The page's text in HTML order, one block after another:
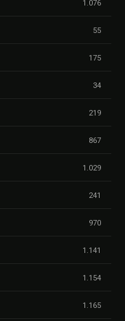
1.076
55
175
34
219
867
1.029
241
970
1.141
1.154
1.165